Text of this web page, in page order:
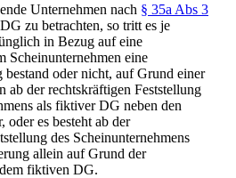
Unternehmen nach § 35a Abs 3
zu betrachten, so tritt es je
in Bezug auf eine
Scheinunternehmen eine
oder nicht, auf Grund einer
ab der rechtskräftigen Feststellung
als fiktiver DG neben den
oder es besteht ab der
des Scheinunternehmens
allein auf Grund der
fiktiven DG.